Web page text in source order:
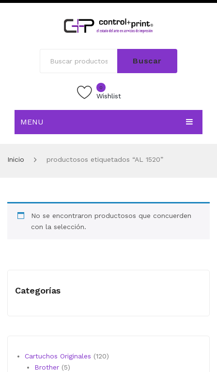
Buscar
0
Wishlist
MENU
TIENDA
CONTACTO
MI CUENTA
Inicio productosos etiquetados “AL 1520”
No se encontraron productosos que concuerden
con la selección.
Categorías
Cartuchos Originales 120120
Brother 55